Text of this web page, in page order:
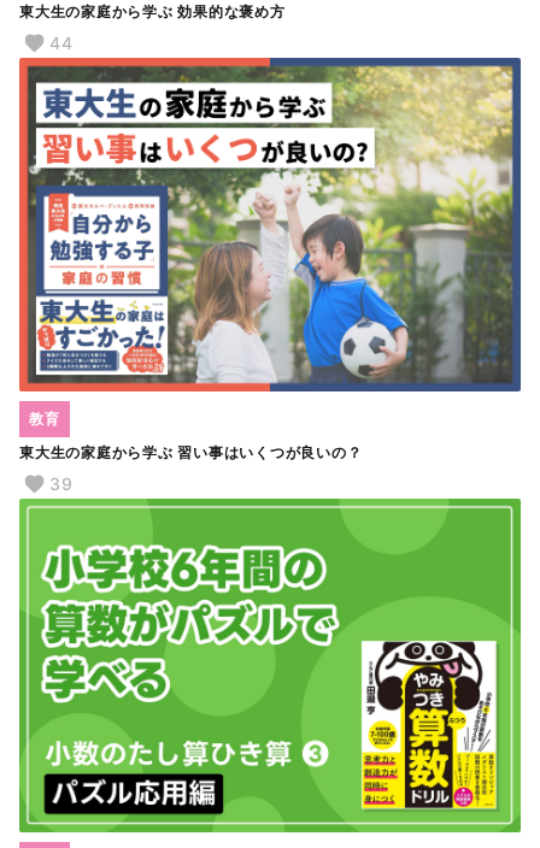
東大生の家庭から学ぶ 効果的な褒め方
44
東大生の家庭から学ぶ 習い事はいくつが良いの？
教育
39